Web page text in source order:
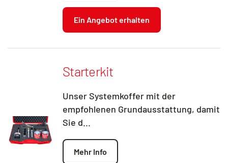
Ein Angebot erhalten
Starterkit
Unser Systemkoffer mit der
empfohlenen Grundausstattung, damit
Sie d...
Mehr Info